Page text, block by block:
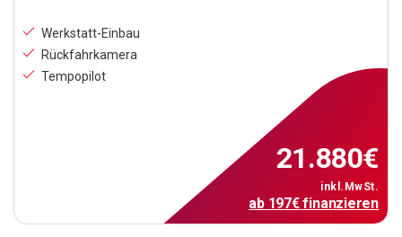
Werkstatt-Einbau
Rückfahrkamera
Tempopilot
21.880€
inkl.MwSt.
ab 197€finanzieren